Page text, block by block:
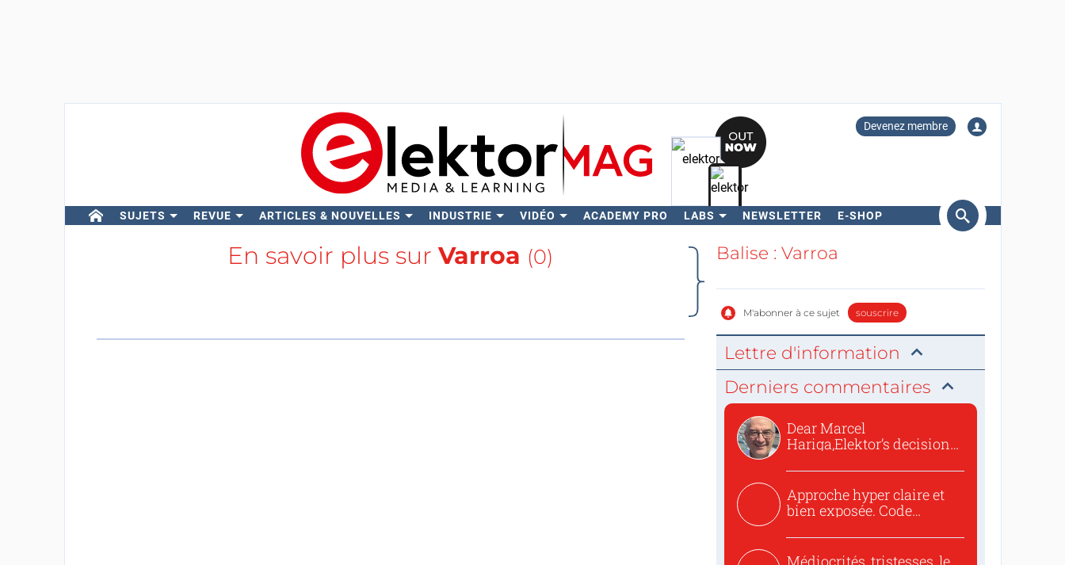
Devenez membre
SUJETS REVUE ARTICLES & NOUVELLES INDUSTRIE VIDÉO ACADEMY PRO LABS NEWSLETTER E-SHOP
Rechercher
En savoir plus sur Varroa (0) Balise : Varroa
M'abonner à ce sujet souscrire
Lettre d'information
Derniers commentaires
Dear Marcel
Hariga,Elektor’s decision
Approche hyper claire et
bien exposée. Code
Médiocrités, tristesses, le